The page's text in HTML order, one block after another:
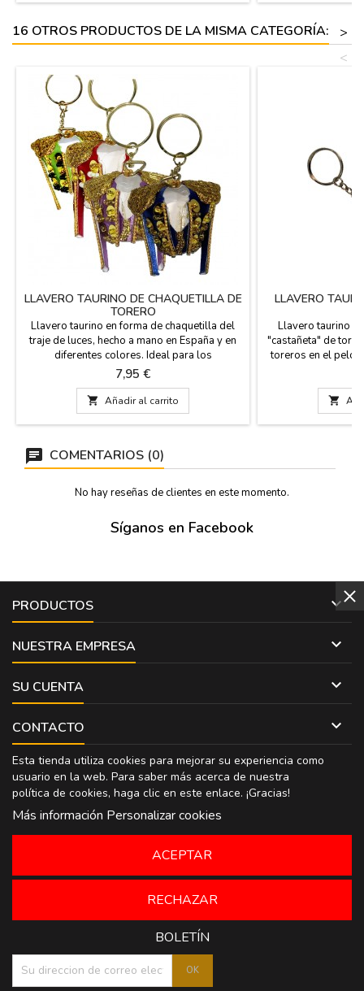
16 OTROS PRODUCTOS DE LA MISMA CATEGORÍA:
>
<
LLAVERO TAURINO DE CHAQUETILLA DE
TORERO
Llavero taurino en forma de chaquetilla del
traje de luces, hecho a mano en España y en
diferentes colores. Ideal para los
coleccionistas de llaveros y aficionados a los
toros. Lleva contigo la esencia de la fiesta
nacional con nuestras exclusivas chaquetillas
en miniatura. Colores como, Grana y Oro,
Purísima y Oro, Verde Botella o Rosa Capote
Precio
7,95 €
 Añadir al carrito
LLAVERO
Llavero taurino
"castañeta" de
toreros en el pelo.

COMENTARIOS (0)
No hay reseñas de clientes en este momento.
Síganos en Facebook
PRODUCTOS 
NUESTRA EMPRESA 
SU CUENTA 
CONTACTO 
Esta tienda utiliza cookies para mejorar su experiencia como
usuario en la web. Para saber más acerca de nuestra
política de cookies, haga clic en este enlace. ¡Gracias!
Más información Personalizar cookies
RECHAZAR
ACEPTAR
BOLETÍN